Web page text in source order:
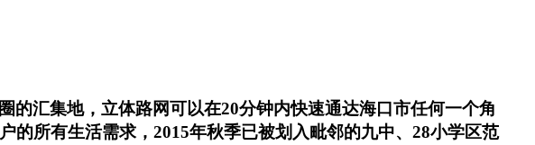
汇集地，立体路网可以在20分钟内快速通达海口市任何一个角
所有生活需求，2015年秋季已被划入毗邻的九中、28小学区范